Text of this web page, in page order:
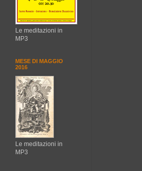
Le meditazioni in
MP3
MESE DI MAGGIO
2016
Le meditazioni in
MP3